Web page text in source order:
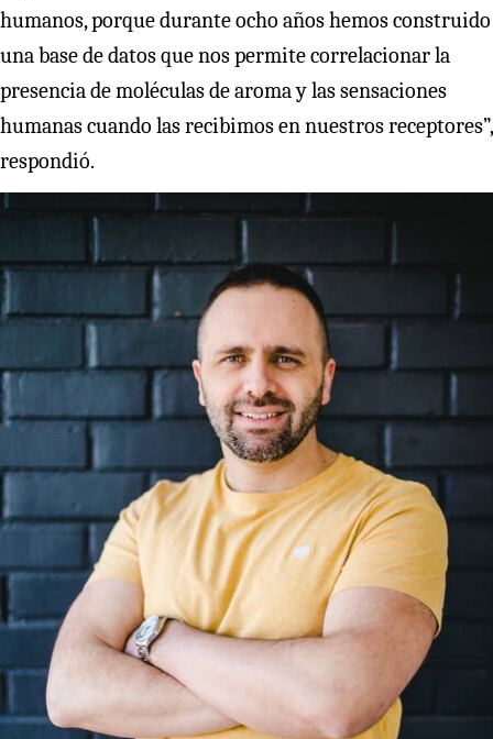
humanos, porque durante ocho años hemos construido
una base de datos que nos permite correlacionar la
presencia de moléculas de aroma y las sensaciones
humanas cuando las recibimos en nuestros receptores”,
respondió.